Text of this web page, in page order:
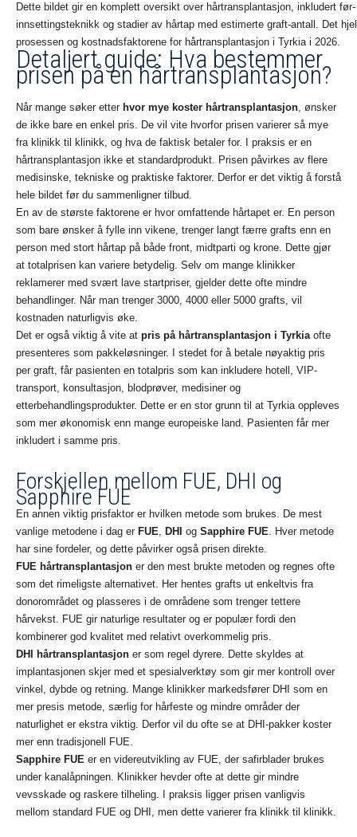
Dette bildet gir en komplett oversikt over hårtransplantasjon, inkludert
innsettingsteknikk og stadier av hårtap med estimerte graft-antall. Det
prosessen og kostnadsfaktorene for hårtransplantasjon i Tyrkia i 2026.
Detaljert guide: Hva bestemmer
prisen på en hårtransplantasjon?
Når mange søker etter hvor mye koster hårtransplantasjon, ønsker
de ikke bare en enkel pris. De vil vite hvorfor prisen varierer så mye
fra klinikk til klinikk, og hva de faktisk betaler for. I praksis er en
hårtransplantasjon ikke et standardprodukt. Prisen påvirkes av flere
medisinske, tekniske og praktiske faktorer. Derfor er det viktig å forstå
hele bildet før du sammenligner tilbud.
En av de største faktorene er hvor omfattende hårtapet er. En person
som bare ønsker å fylle inn vikene, trenger langt færre grafts enn en
person med stort hårtap på både front, midtparti og krone. Dette gjør
at totalprisen kan variere betydelig. Selv om mange klinikker
reklamerer med svært lave startpriser, gjelder dette ofte mindre
behandlinger. Når man trenger 3000, 4000 eller 5000 grafts, vil
kostnaden naturligvis øke.
Det er også viktig å vite at pris på hårtransplantasjon i Tyrkiaofte
presenteres som pakkeløsninger. I stedet for å betale nøyaktig pris
per graft, får pasienten en totalpris som kan inkludere hotell, VIP-
transport, konsultasjon, blodprøver, medisiner og
etterbehandlingsprodukter. Dette er en stor grunn til at Tyrkia oppleves
som mer økonomisk enn mange europeiske land. Pasienten får mer
inkludert i samme pris.
Forskjellen mellom FUE, DHI og
Sapphire FUE
En annen viktig prisfaktor er hvilken metode som brukes. De mest
vanlige metodene i dag er FUE, DHI og Sapphire FUE. Hver metode
har sine fordeler, og dette påvirker også prisen direkte.
FUE hårtransplantasjon er den mest brukte metoden og regnes ofte
som det rimeligste alternativet. Her hentes grafts ut enkeltvis fra
donorområdet og plasseres i de områdene som trenger tettere
hårvekst. FUE gir naturlige resultater og er populær fordi den
kombinerer god kvalitet med relativt overkommelig pris.
DHI hårtransplantasjon er som regel dyrere. Dette skyldes at
implantasjonen skjer med et spesialverktøy som gir mer kontroll over
vinkel, dybde og retning. Mange klinikker markedsfører DHI som en
mer presis metode, særlig for hårfeste og mindre områder der
naturlighet er ekstra viktig. Derfor vil du ofte se at DHI-pakker koster
mer enn tradisjonell FUE.
Sapphire FUE er en videreutvikling av FUE, der safirblader brukes
under kanalåpningen. Klinikker hevder ofte at dette gir mindre
vevsskade og raskere tilheling. I praksis ligger prisen vanligvis
mellom standard FUE og DHI, men dette varierer fra klinikk til klinikk.